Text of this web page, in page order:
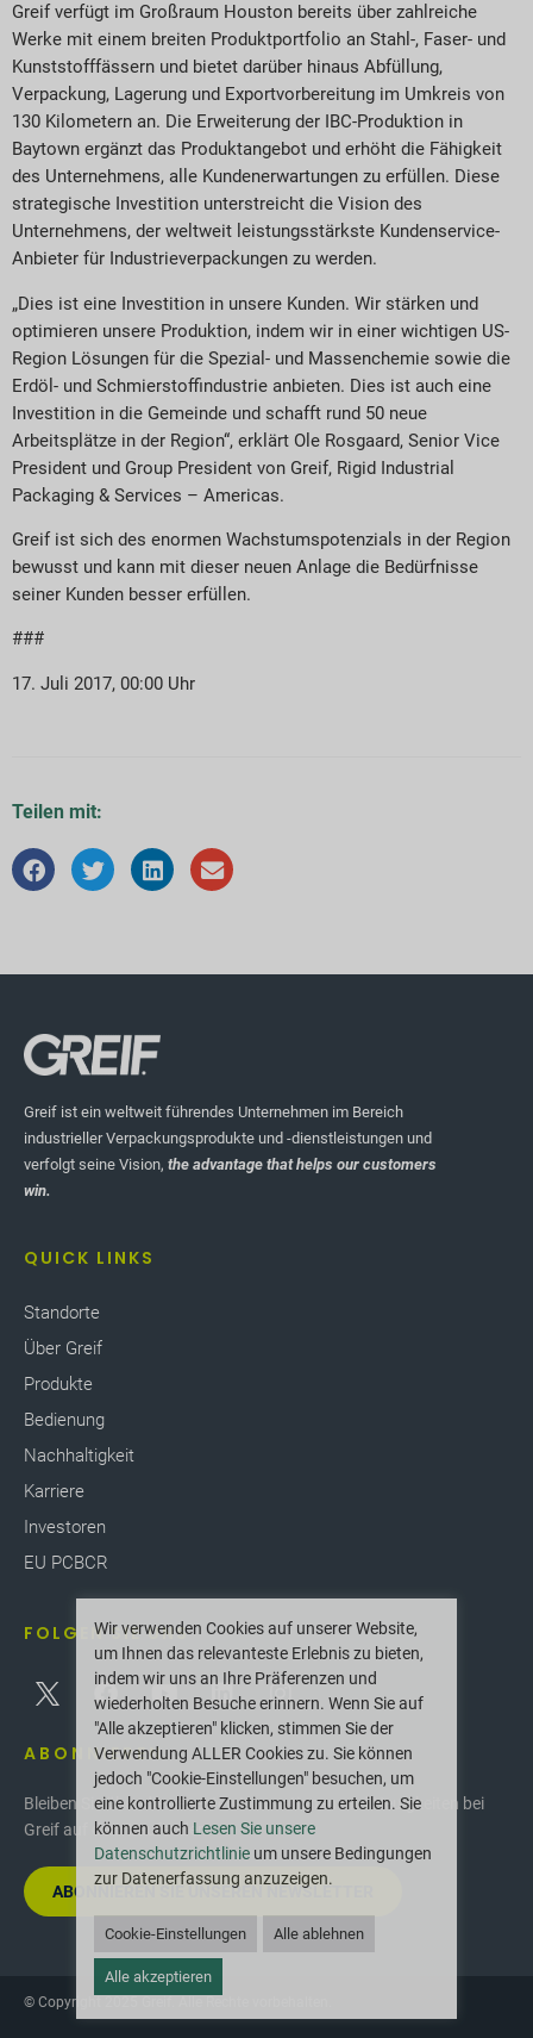
Greif verfügt im Großraum Houston bereits über zahlreiche
Werke mit einem breiten Produktportfolio an Stahl-, Faser- und
Kunststofffässern und bietet darüber hinaus Abfüllung,
Verpackung, Lagerung und Exportvorbereitung im Umkreis von
130 Kilometern an. Die Erweiterung der IBC-Produktion in
Baytown ergänzt das Produktangebot und erhöht die Fähigkeit
des Unternehmens, alle Kundenerwartungen zu erfüllen. Diese
strategische Investition unterstreicht die Vision des
Unternehmens, der weltweit leistungsstärkste Kundenservice-
Anbieter für Industrieverpackungen zu werden.
„Dies ist eine Investition in unsere Kunden. Wir stärken und
optimieren unsere Produktion, indem wir in einer wichtigen US-
Region Lösungen für die Spezial- und Massenchemie sowie die
Erdöl- und Schmierstoffindustrie anbieten. Dies ist auch eine
Investition in die Gemeinde und schafft rund 50 neue
Arbeitsplätze in der Region“, erklärt Ole Rosgaard, Senior Vice
President und Group President von Greif, Rigid Industrial
Packaging & Services – Americas.
Greif ist sich des enormen Wachstumspotenzials in der Region
bewusst und kann mit dieser neuen Anlage die Bedürfnisse
seiner Kunden besser erfüllen.
###
17. Juli 2017, 00:00 Uhr
Teilen mit:
Greif ist ein weltweit führendes Unternehmen im Bereich
industrieller Verpackungsprodukte und -dienstleistungen und
verfolgt seine Vision, the advantage that helps our customers
win.
QUICK LINKS
Standorte
Über Greif
Produkte
Bedienung
Nachhaltigkeit
Karriere
Investoren
EU PCBCR
FOLGEN SIE UNS
ABONNIEREN
Bleiben Sie über die neuesten Innovationen und Neuigkeiten bei
Greif auf dem Laufenden.
ABONNIEREN SIE UNSEREN NEWSLETTER
© Copyright 2025 Greif. Alle Rechte vorbehalten.
Wir verwenden Cookies auf unserer Website,
um Ihnen das relevanteste Erlebnis zu bieten,
indem wir uns an Ihre Präferenzen und
wiederholten Besuche erinnern. Wenn Sie auf
"Alle akzeptieren" klicken, stimmen Sie der
Verwendung ALLER Cookies zu. Sie können
jedoch "Cookie-Einstellungen" besuchen, um
eine kontrollierte Zustimmung zu erteilen. Sie
können auch Lesen Sie unsere
Datenschutzrichtlinie um unsere Bedingungen
zur Datenerfassung anzuzeigen.
Cookie-Einstellungen Alle ablehnen
Alle akzeptieren